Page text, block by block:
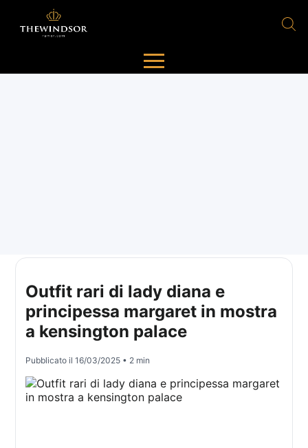
Outfit rari di lady diana e
principessa margaret in mostra
a kensington palace
Pubblicato il16/03/2025 • 2 min